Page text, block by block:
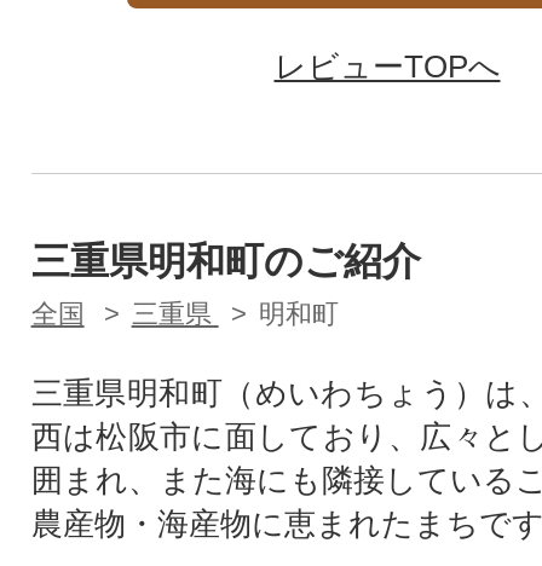
レビューTOPへ
三重県明和町のご紹介
全国 三重県 明和町
三重県明和町（めいわちょう）は
西は松阪市に面しており、広々と
囲まれ、また海にも隣接している
農産物・海産物に恵まれたまちで